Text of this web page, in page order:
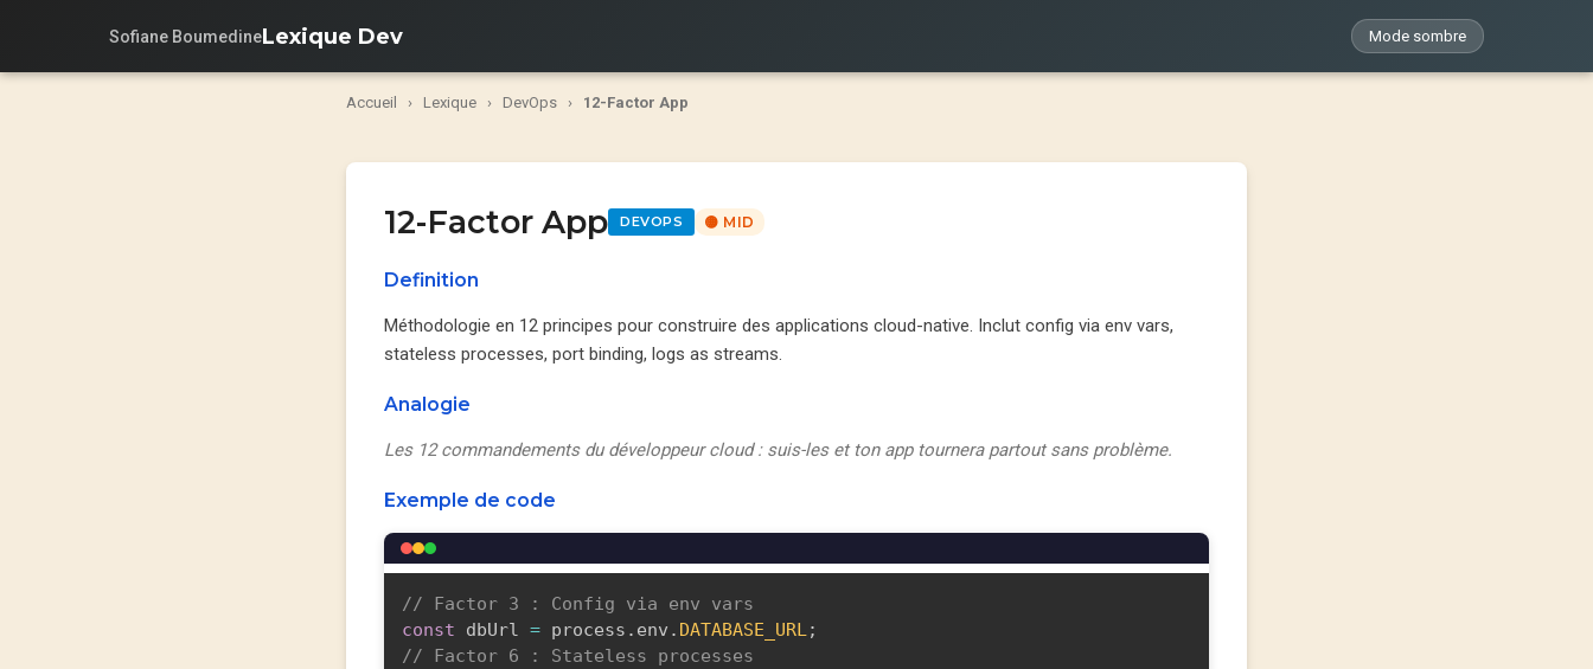
Sofiane BoumedineLexique Dev Mode sombre
Accueil › Lexique › DevOps › 12-Factor App
12-Factor App DEVOPS 🟡 MID
Definition
Méthodologie en 12 principes pour construire des applications cloud-native. Inclut config via env vars,
stateless processes, port binding, logs as streams.
Analogie
Les 12 commandements du développeur cloud : suis-les et ton app tournera partout sans problème.
Exemple de code
// Factor 3 : Config via env vars
const dbUrl = process . env . DATABASE_URL ;
// Factor 6 : Stateless processes